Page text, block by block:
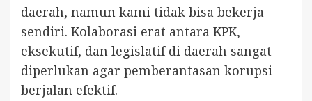
daerah, namun kami tidak bisa bekerja
sendiri. Kolaborasi erat antara KPK,
eksekutif, dan legislatif di daerah sangat
diperlukan agar pemberantasan korupsi
berjalan efektif.